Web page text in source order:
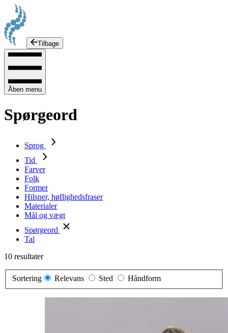
Tilbage
Åben menu
Spørgeord
Sprog
Tid
Farver
Folk
Former
Hilsner, høflighedsfraser
Materialer
Mål og vægt
Spørgeord
Tal
10 resultater
Sortering Relevans Sted Håndform